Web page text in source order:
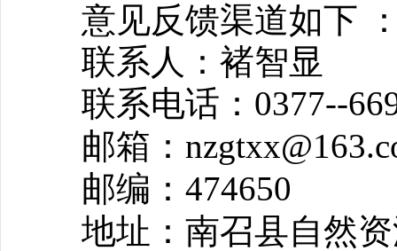
意见反馈渠道如下
联系人：褚智
联系电话：0377--
邮箱：
邮编：474650
地址：南召县自然